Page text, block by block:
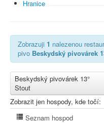
Hranice
Zobrazuji 1 nalezenou
pivo Beskydský pivovárek
Beskydský pivovárek 13°
Stout
Zobrazit jen hospody, kde točí:
Seznam hospod